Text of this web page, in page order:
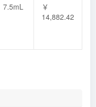
7.5mL
￥
14,882.42